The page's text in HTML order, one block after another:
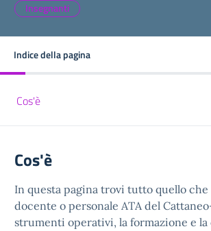
Insegnanti
Indice della pagina
Cos'è
Cos'è
In questa pagina trovi tutto quello che
docente o personale ATA del
strumenti operativi, la formazione e